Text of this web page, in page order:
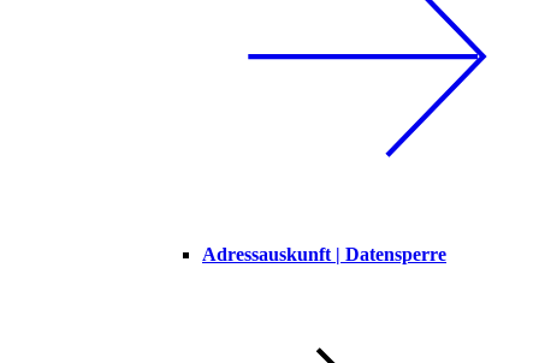
Adressauskunft | Datensperre